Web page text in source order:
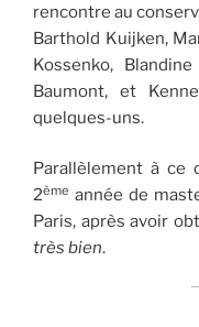
rencontre au
Barthold Kuijken,
Kossenko,
Baumont, et
quelques-uns.
Parallèlement à ce
2ème année de
Paris, après avoir
très bien.